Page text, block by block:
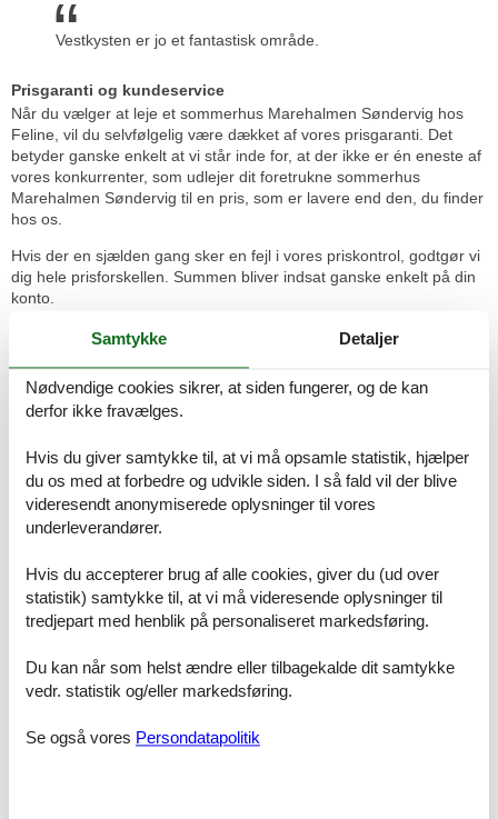
Vestkysten er jo et fantastisk område.
Prisgaranti og kundeservice
Når du vælger at leje et sommerhus Marehalmen Søndervig hos
Feline, vil du selvfølgelig være dækket af vores prisgaranti. Det
betyder ganske enkelt at vi står inde for, at der ikke er én eneste af
vores konkurrenter, som udlejer dit foretrukne sommerhus
Marehalmen Søndervig til en pris, som er lavere end den, du finder
hos os.
Hvis der en sjælden gang sker en fejl i vores priskontrol, godtgør vi
dig hele prisforskellen. Summen bliver indsat ganske enkelt på din
konto.
Hvis du har spørgsmål eller specielle ønsker i forbindelse med din
endelig. Send en mail til info@feline.dk eller ring på 8724 2251.
Kundevurderinger af Feline Holidays
Super oplevelse. Vi er netop hjemkommet efter en
fantastisk ferie i Pistoia - Toscana. Bestilte gennem
Feline, hvilket var både billigt og nemt. Havde absolut
Beskrivelsen levede op til stedet!
Let og smertefrit og med hjælp, når der var behov for
det!
Samtykke Detaljer
Nødvendige cookies sikrer, at siden fungerer, og de kan
derfor ikke fravælges.
Hvis du giver samtykke til, at vi må opsamle statistik, hjælper
du os med at forbedre og udvikle siden. I så fald vil der blive
videresendt anonymiserede oplysninger til vores
underleverandører.
Hvis du accepterer brug af alle cookies, giver du (ud over
statistik) samtykke til, at vi må videresende oplysninger til
tredjepart med henblik på personaliseret markedsføring.
Du kan når som helst ændre eller tilbagekalde dit samtykke
vedr. statistik og/eller markedsføring.
Se også vores Persondatapolitik